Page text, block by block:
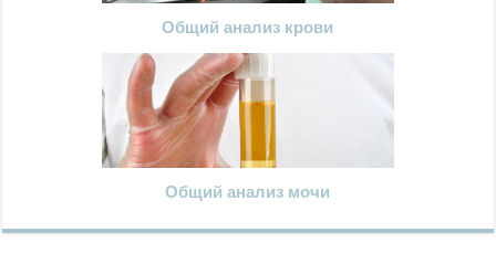
Общий анализ крови
Общий анализ мочи